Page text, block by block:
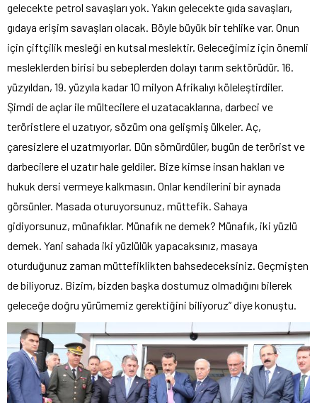
gelecekte petrol savaşları yok. Yakın gelecekte gıda savaşları,
gıdaya erişim savaşları olacak. Böyle büyük bir tehlike var. Onun
için çiftçilik mesleği en kutsal meslektir. Geleceğimiz için önemli
mesleklerden birisi bu sebeplerden dolayı tarım sektörüdür. 16.
yüzyıldan, 19. yüzyıla kadar 10 milyon Afrikalıyı köleleştirdiler.
Şimdi de açlar ile mültecilere el uzatacaklarına, darbeci ve
teröristlere el uzatıyor, sözüm ona gelişmiş ülkeler. Aç,
çaresizlere el uzatmıyorlar. Dün sömürdüler, bugün de terörist ve
darbecilere el uzatır hale geldiler. Bize kimse insan hakları ve
hukuk dersi vermeye kalkmasın. Onlar kendilerini bir aynada
görsünler. Masada oturuyorsunuz, müttefik. Sahaya
gidiyorsunuz, münafıklar. Münafık ne demek? Münafık, iki yüzlü
demek. Yani sahada iki yüzlülük yapacaksınız, masaya
oturduğunuz zaman müttefiklikten bahsedeceksiniz. Geçmişten
de biliyoruz. Bizim, bizden başka dostumuz olmadığını bilerek
geleceğe doğru yürümemiz gerektiğini biliyoruz” diye konuştu.